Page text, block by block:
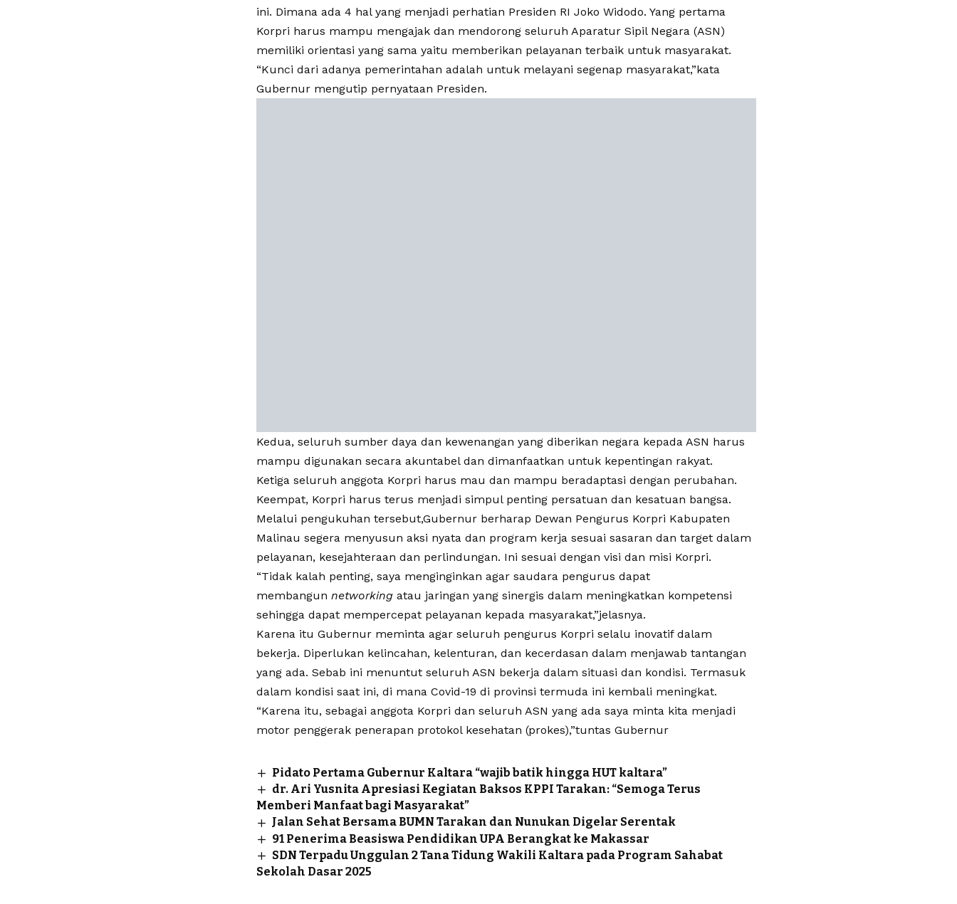
ini. Dimana ada 4 hal yang menjadi perhatian Presiden RI Joko Widodo. Yang pertama
Korpri harus mampu mengajak dan mendorong seluruh Aparatur Sipil Negara (ASN)
memiliki orientasi yang sama yaitu memberikan pelayanan terbaik untuk masyarakat.
“Kunci dari adanya pemerintahan adalah untuk melayani segenap masyarakat,”kata
Gubernur mengutip pernyataan Presiden.
Kedua, seluruh sumber daya dan kewenangan yang diberikan negara kepada ASN harus
mampu digunakan secara akuntabel dan dimanfaatkan untuk kepentingan rakyat.
Ketiga seluruh anggota Korpri harus mau dan mampu beradaptasi dengan perubahan.
Keempat, Korpri harus terus menjadi simpul penting persatuan dan kesatuan bangsa.
Melalui pengukuhan tersebut,Gubernur berharap Dewan Pengurus Korpri Kabupaten
Malinau segera menyusun aksi nyata dan program kerja sesuai sasaran dan target dalam
pelayanan, kesejahteraan dan perlindungan. Ini sesuai dengan visi dan misi Korpri.
“Tidak kalah penting, saya menginginkan agar saudara pengurus dapat
membangun networking atau jaringan yang sinergis dalam meningkatkan kompetensi
sehingga dapat mempercepat pelayanan kepada masyarakat,”jelasnya.
Karena itu Gubernur meminta agar seluruh pengurus Korpri selalu inovatif dalam
bekerja. Diperlukan kelincahan, kelenturan, dan kecerdasan dalam menjawab tantangan
yang ada. Sebab ini menuntut seluruh ASN bekerja dalam situasi dan kondisi. Termasuk
dalam kondisi saat ini, di mana Covid-19 di provinsi termuda ini kembali meningkat.
“Karena itu, sebagai anggota Korpri dan seluruh ASN yang ada saya minta kita menjadi
motor penggerak penerapan protokol kesehatan (prokes),”tuntas Gubernur
Pidato Pertama Gubernur Kaltara “wajib batik hingga HUT kaltara”
dr. Ari Yusnita Apresiasi Kegiatan Baksos KPPI Tarakan: “Semoga Terus
Memberi Manfaat bagi Masyarakat”
Jalan Sehat Bersama BUMN Tarakan dan Nunukan Digelar Serentak
91 Penerima Beasiswa Pendidikan UPA Berangkat ke Makassar
SDN Terpadu Unggulan 2 Tana Tidung Wakili Kaltara pada Program Sahabat
Sekolah Dasar 2025